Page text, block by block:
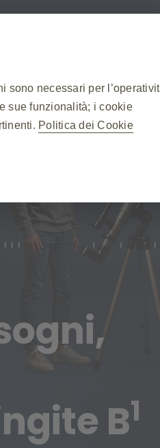
B1
sono necessari per
sue funzionalità; i cookie
Politica dei Cookie
sessione durante una visita
cookie vengono impostati
delle preferenze sulla
cookie, ma alcune parti